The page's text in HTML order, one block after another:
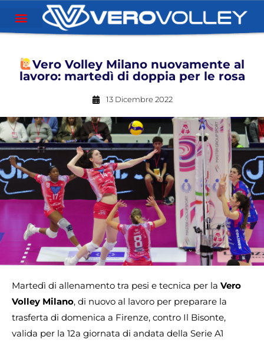
Vero Volley Milano nuovamente al
lavoro: martedì di doppia per le rosa
13 Dicembre 2022
Martedì di allenamento tra pesi e tecnica per la Vero
Volley Milano, di nuovo al lavoro per preparare la
trasferta di domenica a Firenze, contro Il Bisonte,
valida per la 12a giornata di andata della Serie A1